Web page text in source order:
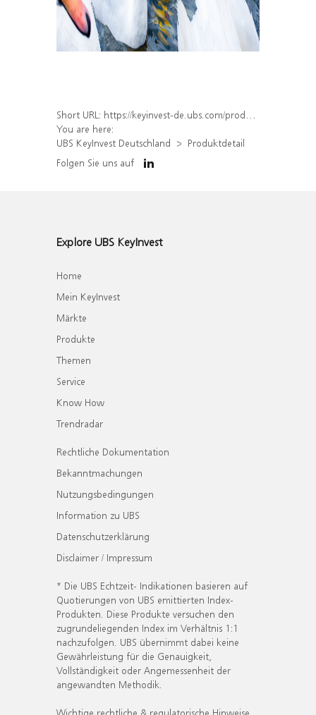
Short URL: https://keyinvest-de.ubs.com/produkt/detail/index/isin/DE000WA73ZR7
You are here:
UBS KeyInvest Deutschland
Produktdetail
Folgen Sie uns auf
Explore UBS KeyInvest
Home
Mein KeyInvest
Märkte
Produkte
Themen
Service
Know How
Trendradar
Rechtliche Dokumentation
Bekanntmachungen
Nutzungsbedingungen
Information zu UBS
Datenschutzerklärung
Disclaimer / Impressum
* Die UBS Echtzeit- Indikationen basieren auf
Quotierungen von UBS emittierten Index-
Produkten. Diese Produkte versuchen den
zugrundeliegenden Index im Verhältnis 1:1
nachzufolgen. UBS übernimmt dabei keine
Gewährleistung für die Genauigkeit,
Vollständigkeit oder Angemessenheit der
angewandten Methodik.